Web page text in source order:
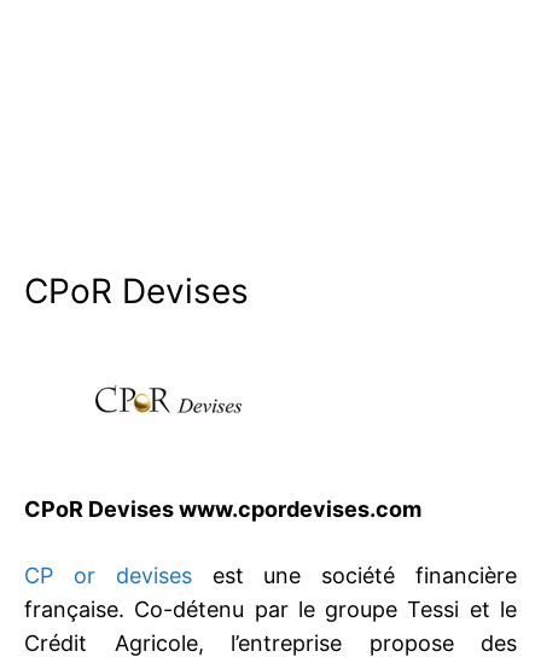
CPoR Devises
CPoR Devises www.cpordevises.com
CP or devisesest une société financière
française. Co-détenu par le groupe Tessi et le
Crédit Agricole, l’entreprise propose des